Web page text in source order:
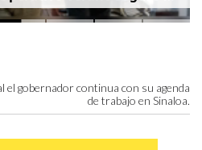
de Construcción de Paz,
el gobernador continua con su agenda
de trabajo en Sinaloa.